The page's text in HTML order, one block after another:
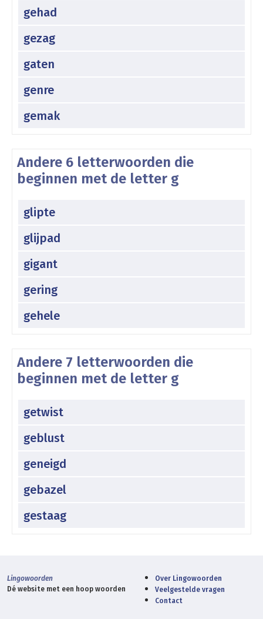
gehad
gezag
gaten
genre
gemak
Andere 6 letterwoorden die
beginnen met de letter g
glipte
glijpad
gigant
gering
gehele
Andere 7 letterwoorden die
beginnen met de letter g
getwist
geblust
geneigd
gebazel
gestaag
Lingowoorden
Dé website met een hoop woorden
Over Lingowoorden
Veelgestelde vragen
Contact